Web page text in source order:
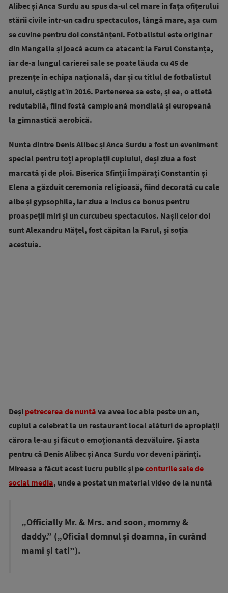
Alibec și Anca Surdu au spus da-ul cel mare în fața ofițerului
stării civile într-un cadru spectaculos, lângă mare, așa cum
se cuvine pentru doi constănțeni. Fotbalistul este originar
din Mangalia și joacă acum ca atacant la Farul Constanța,
iar de-a lungul carierei sale se poate lăuda cu 45 de
prezențe în echipa națională, dar și cu titlul de fotbalistul
anului, câștigat în 2016. Partenerea sa este, și ea, o atletă
redutabilă, fiind fostă campioană mondială și europeană
la gimnastică aerobică.
Nunta dintre Denis Alibec și Anca Surdu a fost un eveniment
special pentru toți apropiații cuplului, deși ziua a fost
marcată și de ploi. Biserica Sfinții Împărați Constantin și
Elena a găzduit ceremonia religioasă, fiind decorată cu cale
albe și gypsophila, iar ziua a inclus ca bonus pentru
proaspeții miri și un curcubeu spectaculos. Nașii celor doi
sunt Alexandru Mățel, fost căpitan la Farul, și soția
acestuia.
Deși petrecerea de nuntă va avea loc abia peste un an,
cuplul a celebrat la un restaurant local alături de apropiații
cărora le-au și făcut o emoționantă dezvăluire. Și asta
pentru că Denis Alibec și Anca Surdu vor deveni părinți.
Mireasa a făcut acest lucru public și peconturile sale de
social media, unde a postat un material video de la nuntă
„Officially Mr. & Mrs. and soon, mommy &
daddy.” („Oficial domnul și doamna, în curând
mami și tati”).